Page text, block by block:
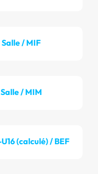
/ MIF
/ MIM
(calculé) / BEF